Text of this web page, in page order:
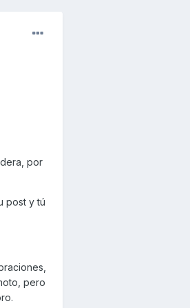
por
post y tú
pero